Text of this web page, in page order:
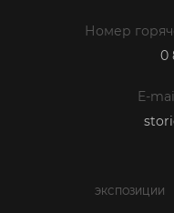
Номер
0
E-
ЭКСПОЗИЦИИ